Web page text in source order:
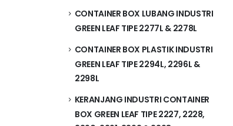
CONTAINER BOX LUBANG INDUSTRI
GREEN LEAF TIPE 2277L & 2278L
CONTAINER BOX PLASTIK INDUSTRI
GREEN LEAF TIPE 2294L, 2296L &
2298L
KERANJANG INDUSTRI CONTAINER
BOX GREEN LEAF TIPE 2227, 2228,